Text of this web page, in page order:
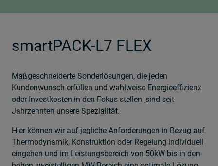
smartPACK-L7 FLEX
Maßgeschneiderte Sonderlösungen, die jeden
Kundenwunsch erfüllen und wahlweise Energieeffizienz
oder Investkosten in den Fokus stellen ,sind seit
Jahrzehnten unsere Spezialität.
Hier können wir auf jegliche Anforderungen in Bezug auf
Thermodynamik, Konstruktion oder Regelung individuell
eingehen und im Leistungsbereich von 50kW bis in den